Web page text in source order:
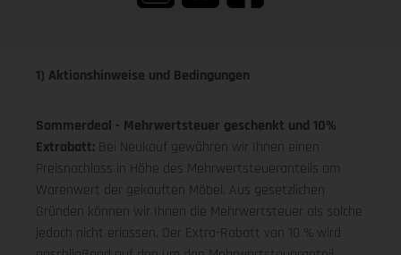
1) Aktionshinweise und Bedingungen
Sommerdeal - Mehrwertsteuer geschenkt und 10%
Extrabatt: Bei Neukauf gewähren wir Ihnen einen
Preisnachlass in Höhe des Mehrwertsteueranteils am
Warenwert der gekauften Möbel. Aus gesetzlichen
Gründen können wir Ihnen die Mehrwertsteuer als solche
jedoch nicht erlassen. Der Extra-Rabatt von 10 % wird